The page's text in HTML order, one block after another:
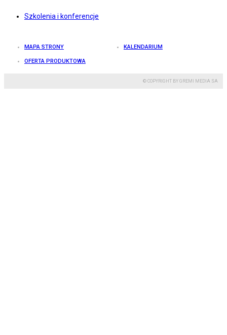
Szkolenia i konferencje
MAPA STRONY KALENDARIUM
OFERTA PRODUKTOWA
© COPYRIGHT BY GREMI MEDIA SA